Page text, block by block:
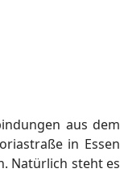
aus dem
in Essen
Natürlich steht es